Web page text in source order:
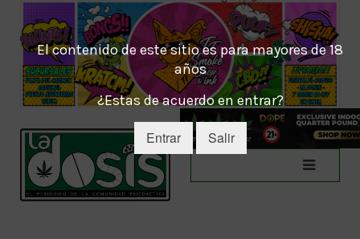
El contenido de este sitio es para mayores de 18
años
¿Estas de acuerdo en entrar?
Entrar Salir